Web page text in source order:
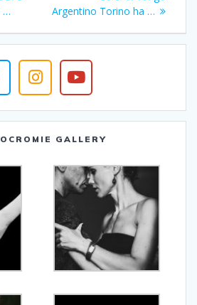
…
Argentino Torino ha …
GALLERY